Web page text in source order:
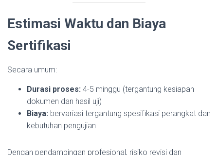
Estimasi Waktu dan Biaya
Sertifikasi
Secara umum:
Durasi proses: 4-5 minggu (tergantung kesiapan
dokumen dan hasil uji)
Biaya: bervariasi tergantung spesifikasi perangkat dan
kebutuhan pengujian
Dengan pendampingan profesional, risiko revisi dan